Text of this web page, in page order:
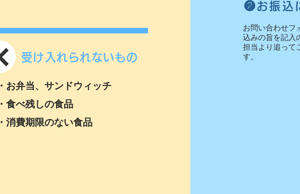
・お弁当、サンドウィッチ
・食べ残しの食品
​・消費期限のない食品
受け入れられないもの
❷お振込
お問い合わせフ
込みの旨を記入
担当より追って
す。